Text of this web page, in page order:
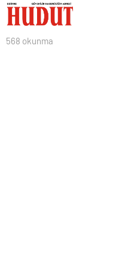
568 okunma